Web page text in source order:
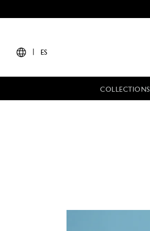
ES
COLLECTIONS